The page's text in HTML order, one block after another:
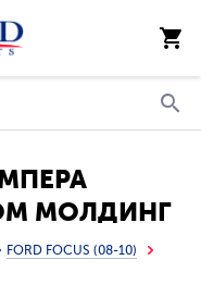
МОЛДИНГ
FORD FOCUS (08-10)